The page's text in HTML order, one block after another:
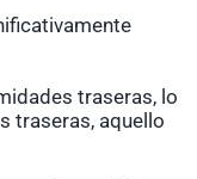
traseras, lo
traseras, aquello